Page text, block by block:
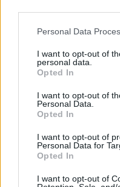
Please note that this
not limited to your visit or
grant or deny consent to
use your data for below
consent section.
Personal Data
I want to opt-out of
personal data.
Opted In
I want to opt-out of
Personal Data.
Opted In
I want to opt-out of
Personal Data for
Opted In
I want to opt-out of